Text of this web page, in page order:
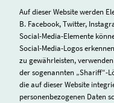
Auf dieser Website werden
B. Facebook, Twitter,
Social-Media-Elemente
Social-Media-Logos
zu gewährleisten,
der sogenannten „Shariff“-
die auf dieser Website
personenbezogenen Daten